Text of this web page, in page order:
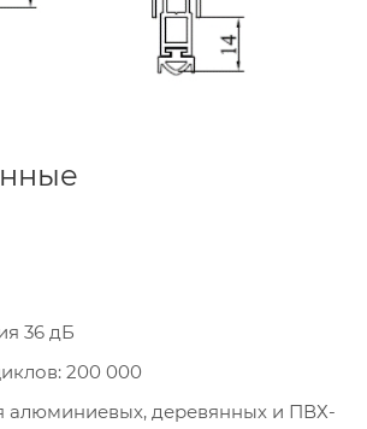
36 дБ
200 000
алюминиевых, деревянных и ПВХ-